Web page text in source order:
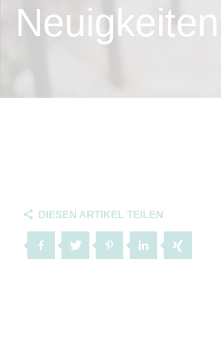
Neuigkeiten
DIESEN ARTIKEL TEILEN